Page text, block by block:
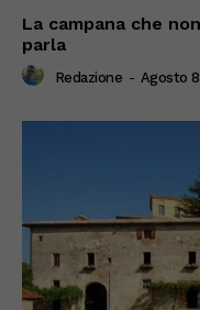
La campana che
parla
Redazione - Agosto